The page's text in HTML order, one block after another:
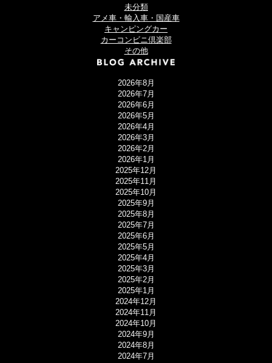
未分類
アメ車・輸入車・国産車
キャンピングカー
カーコンビニ倶楽部
その他
2026年8月
2026年7月
2026年6月
2026年5月
2026年4月
2026年3月
2026年2月
2026年1月
2025年12月
2025年11月
2025年10月
2025年9月
2025年8月
2025年7月
2025年6月
2025年5月
2025年4月
2025年3月
2025年2月
2025年1月
2024年12月
2024年11月
2024年10月
2024年9月
2024年8月
2024年7月